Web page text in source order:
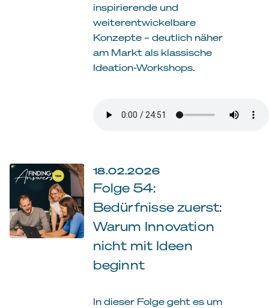
inspirierende und
weiterentwickelbare
Konzepte – deutlich näher
am Markt als klassische
Ideation-Workshops.
18.02.2026
Folge 54:
Bedürfnisse zuerst:
Warum Innovation
nicht mit Ideen
beginnt
In dieser Folge geht es um